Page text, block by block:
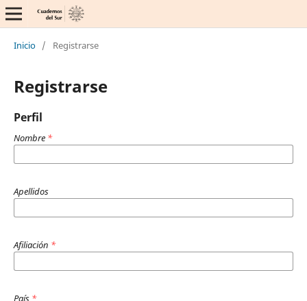
Inicio / Registrarse
Registrarse
Perfil
Nombre *
Apellidos
Afiliación *
País *